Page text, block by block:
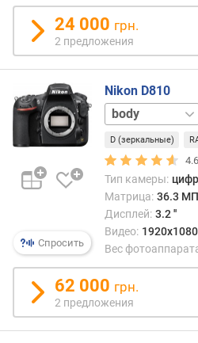
)
э
к
с
п
о
к
о
р
е
и
я
с
24 000 грн.
2 предложения
Спросить
Nikon D810
24-
70
мм
D (зеркальные)
Тип камеры:
Матрица: 36.3
Дисплей: 3.2 ''
Видео:
Вес
62 000 грн.
2 предложения